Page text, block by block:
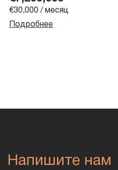
€30,000 / месяц
Подробнее
Напишите нам